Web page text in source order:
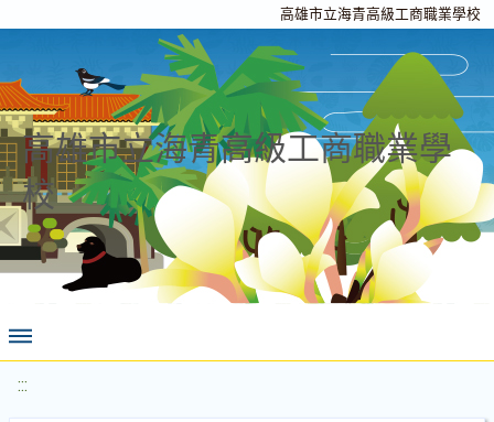
高雄市立海青高級工商職業學校
高雄市立海青高級工商職業學
校
:::